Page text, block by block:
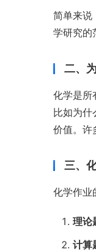
简单来说
学研究的
二、
化学是所
比如为
价值。许
三、
化学作业
理论
计算